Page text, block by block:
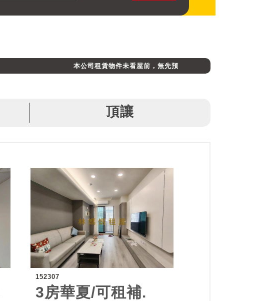
本公司租賃物件未看屋前，無先預收定金，請消費者避免受騙上當。
頂讓
152307
3房華夏/可租補.